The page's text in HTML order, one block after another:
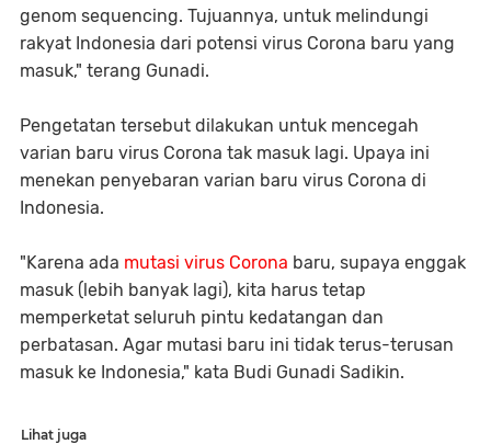
genom sequencing. Tujuannya, untuk melindungi
rakyat Indonesia dari potensi virus Corona baru yang
masuk," terang Gunadi.
Pengetatan tersebut dilakukan untuk mencegah
varian baru virus Corona tak masuk lagi. Upaya ini
menekan penyebaran varian baru virus Corona di
Indonesia.
"Karena ada mutasi virus Corona baru, supaya enggak
masuk (lebih banyak lagi), kita harus tetap
memperketat seluruh pintu kedatangan dan
perbatasan. Agar mutasi baru ini tidak terus-terusan
masuk ke Indonesia," kata Budi Gunadi Sadikin.
Lihat juga